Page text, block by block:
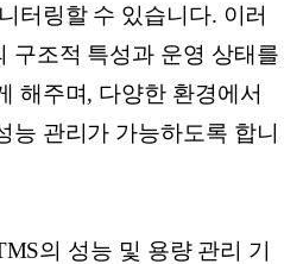
터링할 수 있습니다. 이러
구조적 특성과 운영 상태를
해주며, 다양한 환경에서
능 관리가 가능하도록 합니
의 성능 및 용량 관리 기